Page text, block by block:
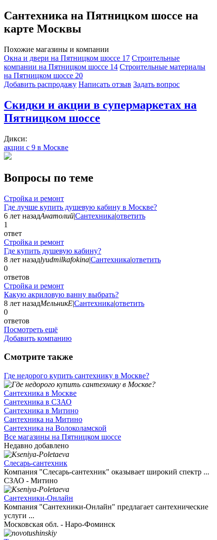
Сантехника на Пятницком шоссе на
карте Москвы
Похожие магазины и компании
Окна и двери на Пятницком шоссе 17 Строительные
компании на Пятницком шоссе 14 Строительные материалы
на Пятницком шоссе 20
Добавить раcпродажу Написать отзыв Задать вопрос
Скидки и акции в супермаркетах на
Пятницком шоссе
Дикси:
акции с 9 в Москве
Вопросы по теме
Стройка и ремонт
Где лучше купить душевую кабину в Москве?
6 лет назадАнатолий|Сантехника|ответить
1
ответ
Стройка и ремонт
Где купить душевую кабину?
8 лет назадlyudmilkafokina|Сантехника|ответить
0
ответов
Стройка и ремонт
Какую акриловую ванну выбрать?
8 лет назадМельникЕ|Сантехника|ответить
0
ответов
Посмотреть ещё
Добавить компанию
Смотрите также
Где недорого купить сантехнику в Москве?
Сантехника в Москве
Сантехника в СЗАО
Сантехника в Митино
Сантехника на Митино
Сантехника на Волоколамской
Все магазины на Пятницком шоссе
Недавно добавлено
Слесарь-сантехник
Компания "Слесарь-сантехник" оказывает широкий спектр ...
СЗАО - Митино
Сантехники-Онлайн
Компания "Сантехники-Онлайн" предлагает сантехнические
услуги ...
Московская обл. - Наро-Фоминск